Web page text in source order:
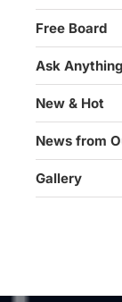
Free Board
Ask Anything
New & Hot
News from
Gallery